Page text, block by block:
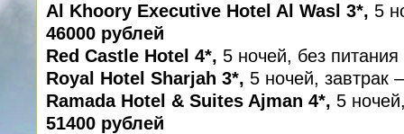
Al Khoory Executive Hotel Al Wasl 3*, 5
46000 рублей
Red Castle Hotel 4*, 5 ночей, без
Royal Hotel Sharjah 3*, 5 ночей, завтрак –
Ramada Hotel & Suites Ajman 4*, 5
51400 рублей